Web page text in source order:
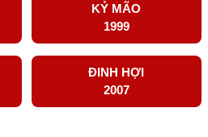
KỶ MÃO
1999
ĐINH HỢI
2007